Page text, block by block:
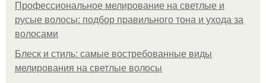
Профессиональное мелирование на светлые и
русые волосы: подбор правильного тона и ухода за
волосами
Блеск и стиль: самые востребованные виды
мелирования на светлые волосы